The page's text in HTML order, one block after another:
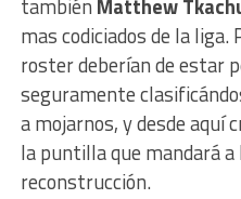
también Matthew
mas codiciados de la
roster deberían de estar
seguramente
a mojarnos, y desde aquí
la puntilla que mandará
reconstrucción.